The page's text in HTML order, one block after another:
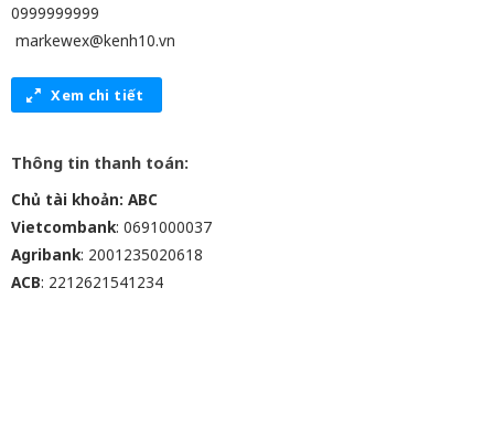
0999999999
markewex@kenh10.vn
Xem chi tiết
Thông tin thanh toán:
Chủ tài khoản: ABC
Vietcombank: 0691000037
Agribank: 2001235020618
ACB: 2212621541234